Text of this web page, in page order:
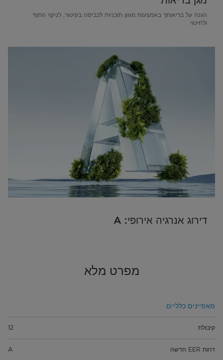
הגנה על בריאותך באמצעות מגוון תוכניות לכביסה בקיטור, לניקוי התוף
ולחיטוי.
דירוג אנרגיה אירופי: A
מפרט מלא
מאפיינים כלליים
קיבולת 12
דרגת EER חדשה A